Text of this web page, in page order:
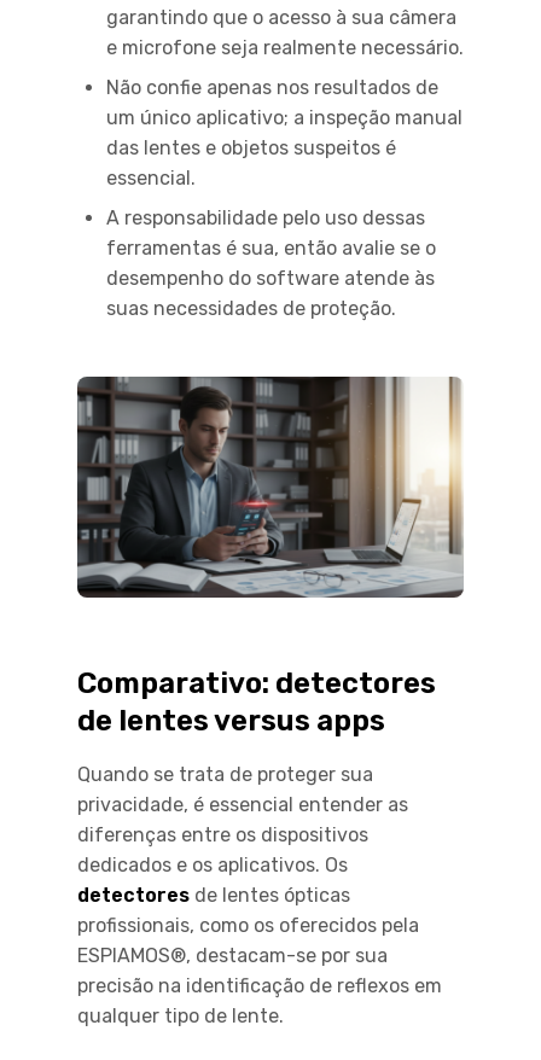
garantindo que o acesso à sua câmera
e microfone seja realmente necessário.
Não confie apenas nos resultados de
um único aplicativo; a inspeção manual
das lentes e objetos suspeitos é
essencial.
A responsabilidade pelo uso dessas
ferramentas é sua, então avalie se o
desempenho do software atende às
suas necessidades de proteção.
Comparativo: detectores
de lentes versus apps
Quando se trata de proteger sua
privacidade, é essencial entender as
diferenças entre os dispositivos
dedicados e os aplicativos. Os
detectores de lentes ópticas
profissionais, como os oferecidos pela
ESPIAMOS®, destacam-se por sua
precisão na identificação de reflexos em
qualquer tipo de lente.